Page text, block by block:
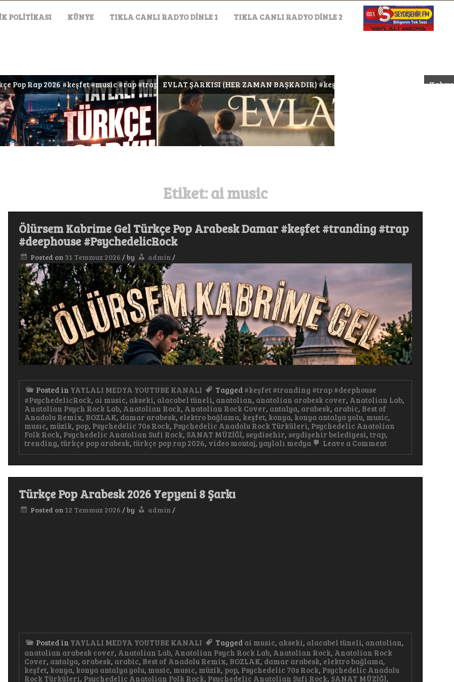
POLITIKASI KÜNYE TIKLA CANLI RADYO DİNLE 1 TIKLA CANLI RADYO DİNLE 2
#music #rap #trap #müzikEVLAT ŞARKISI (HER ZAMAN BAŞKADIR) #keşfet #müzik #arabeskrap #music #trap #anatolianrock
Kahveci Bir Fincan
Etiket:ai music
Ölürsem Kabrime Gel Türkçe Pop Arabesk Damar #keşfet #tranding #trap
#deephouse #PsychedelicRock
Posted on 31 Temmuz 2026 /by admin /
Posted in YAYLALI MEDYA YOUTUBE KANALI Tagged #keşfet #tranding #trap #deephouse
#PsychedelicRock, ai music, akseki, alacabel tüneli, anatolian, anatolian arabesk cover, Anatolian Lab,
Anatolian Psych Rock Lab, Anatolian Rock, Anatolian Rock Cover, antalya, arabesk, arabic, Best of
Anadolu Remix, BOZLAK, damar arabesk, elektro bağlama, keşfet, konya, konya antalya yolu, music,
musıc, müzik, pop, Psychedelic 70s Rock, Psychedelic Anadolu Rock Türküleri, Psychedelic Anatolian
Folk Rock, Psychedelic Anatolian Sufi Rock, SANAT MÜZİĞİ, seydisehir, seydişehir belediyesi, trap,
trending, türkçe pop arabesk, türkçe pop rap 2026, video montaj, yaylalı medya Leave a Commenton
Gel
Türkçe
Türkçe Pop Arabesk 2026 Yepyeni 8 Şarkı
Posted on 12 Temmuz 2026 /by admin /
Posted in YAYLALI MEDYA YOUTUBE KANALI Tagged ai music, akseki, alacabel tüneli, anatolian,
anatolian arabesk cover, Anatolian Lab, Anatolian Psych Rock Lab, Anatolian Rock, Anatolian Rock
Cover, antalya, arabesk, arabic, Best of Anadolu Remix, BOZLAK, damar arabesk, elektro bağlama,
keşfet, konya, konya antalya yolu, music, musıc, müzik, pop, Psychedelic 70s Rock, Psychedelic Anadolu
Rock Türküleri, Psychedelic Anatolian Folk Rock, Psychedelic Anatolian Sufi Rock, SANAT MÜZİĞİ,